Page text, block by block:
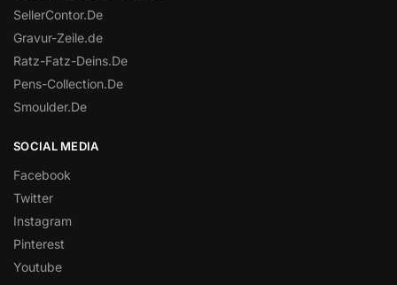
SellerContor.De
Gravur-Zeile.de
Ratz-Fatz-Deins.De
Pens-Collection.De
Smoulder.De
SOCIAL MEDIA
Facebook
Twitter
Instagram
Pinterest
Youtube